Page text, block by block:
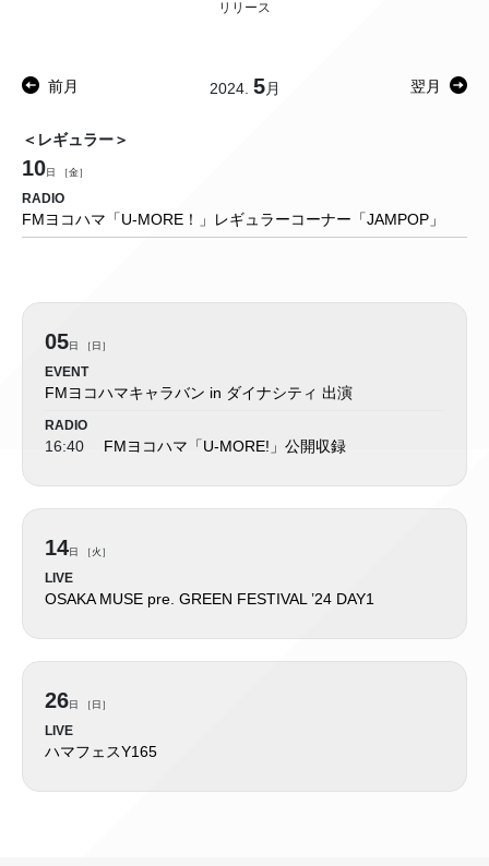
リリース
前月 2024. 5月 翌月
＜レギュラー＞
10 日 ［金］
RADIO
FMヨコハマ「U-MORE！」レギュラーコーナー「JAMPOP」
05 日 ［日］
EVENT
FMヨコハマキャラバン in ダイナシティ 出演
RADIO
16:40 FMヨコハマ「U-MORE!」公開収録
14 日 ［火］
LIVE
OSAKA MUSE pre. GREEN FESTIVAL ’24 DAY1
26 日 ［日］
LIVE
ハマフェスY165